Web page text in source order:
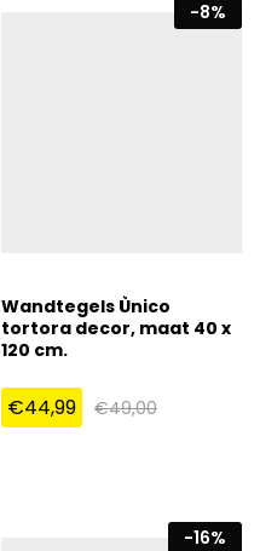
-8%
Wandtegels Ùnico
tortora decor, maat 40 x
120 cm.
€44,99 €49,00
-16%